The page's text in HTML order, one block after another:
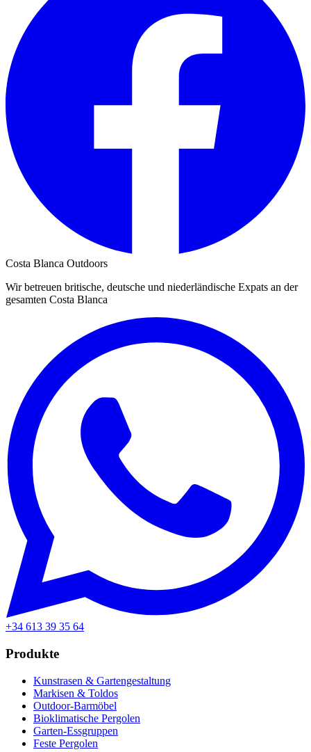
Costa Blanca Outdoors
Wir betreuen britische, deutsche und niederländische Expats an der
gesamten Costa Blanca
+34 613 39 35 64
Produkte
Kunstrasen & Gartengestaltung
Markisen & Toldos
Outdoor-Barmöbel
Bioklimatische Pergolen
Garten-Essgruppen
Feste Pergolen